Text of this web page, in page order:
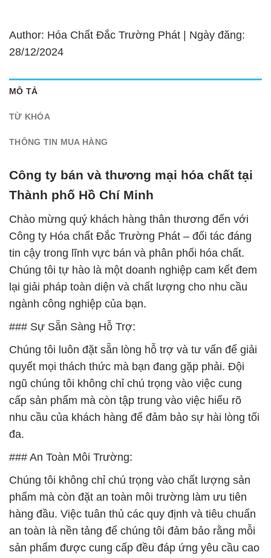
Author: Hóa Chất Đắc Trường Phát | Ngày đăng:
28/12/2024
MÔ TẢ
TỪ KHÓA
THÔNG TIN MUA HÀNG
Công ty bán và thương mại hóa chất tại
Thành phố Hồ Chí Minh
Chào mừng quý khách hàng thân thương đến với
Công ty Hóa chất Đắc Trường Phát – đối tác đáng
tin cậy trong lĩnh vực bán và phân phối hóa chất.
Chúng tôi tự hào là một doanh nghiệp cam kết đem
lại giải pháp toàn diện và chất lượng cho nhu cầu
ngành công nghiệp của bạn.
### Sự Sẵn Sàng Hỗ Trợ:
Chúng tôi luôn đặt sẵn lòng hỗ trợ và tư vấn để giải
quyết mọi thách thức mà bạn đang gặp phải. Đội
ngũ chúng tôi không chỉ chú trọng vào việc cung
cấp sản phẩm mà còn tập trung vào việc hiểu rõ
nhu cầu của khách hàng để đảm bảo sự hài lòng tối
đa.
### An Toàn Môi Trường:
Chúng tôi không chỉ chú trọng vào chất lượng sản
phẩm mà còn đặt an toàn môi trường làm ưu tiên
hàng đầu. Việc tuân thủ các quy định và tiêu chuẩn
an toàn là nền tảng để chúng tôi đảm bảo rằng mỗi
sản phẩm được cung cấp đều đáp ứng yêu cầu cao